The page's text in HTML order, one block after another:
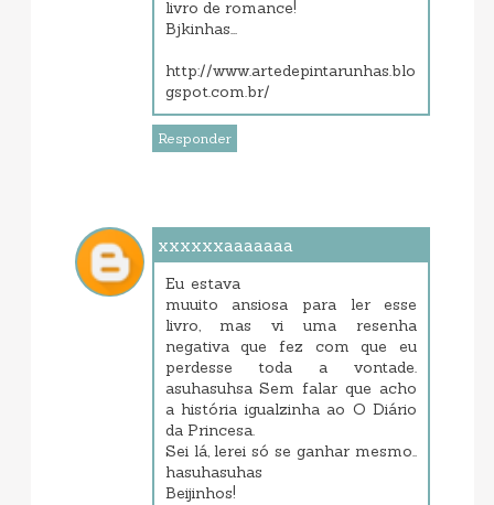
livro de romance!
Bjkinhas...
http://www.artedepintarunhas.blo
gspot.com.br/
Responder
xxxxxxaaaaaaa
Eu estava
muuito ansiosa para ler esse
livro, mas vi uma resenha
negativa que fez com que eu
perdesse toda a vontade.
asuhasuhsa Sem falar que acho
a história igualzinha ao O Diário
da Princesa.
Sei lá, lerei só se ganhar mesmo..
hasuhasuhas
Beijinhos!